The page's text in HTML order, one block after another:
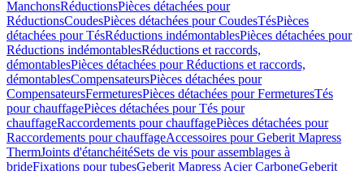
ManchonsRéductionsPièces détachées pour
RéductionsCoudesPièces détachées pour CoudesTésPièces
détachées pour TésRéductions indémontablesPièces détachées pour
Réductions indémontablesRéductions et raccords,
démontablesPièces détachées pour Réductions et raccords,
démontablesCompensateursPièces détachées pour
CompensateursFermeturesPièces détachées pour FermeturesTés
pour chauffagePièces détachées pour Tés pour
chauffageRaccordements pour chauffagePièces détachées pour
Raccordements pour chauffageAccessoires pour Geberit Mapress
ThermJoints d'étanchéitéSets de vis pour assemblages à
brideFixations pour tubesGeberit Mapress Acier CarboneGeberit